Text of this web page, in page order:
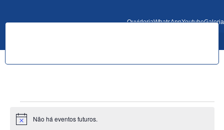
OuvidoriaWhatsAppYoutubeGaleria
Notice Não há eventos futuros.